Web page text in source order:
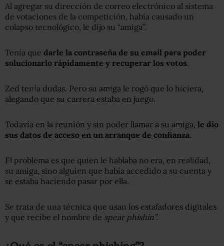
Al agregar su dirección de correo electrónico al sistema
de votaciones de la competición, había causado un
colapso tecnológico, le dijo su “amiga”.
Tenía que darle la contraseña de su email para poder
solucionarlo rápidamente y recuperar los votos.
Zed tenía dudas. Pero su amiga le rogó que lo hiciera,
alegando que su carrera estaba en juego.
Todavía en la reunión y sin poder llamar a su amiga, le dio
sus datos de acceso en un arranque de confianza.
El problema es que quien le hablaba no era, en realidad,
su amiga, sino alguien que había accedido a su cuenta y
se estaba haciendo pasar por ella.
Se trata de una técnica que usan los estafadores digitales
y que recibe el nombre de spear phishin”.